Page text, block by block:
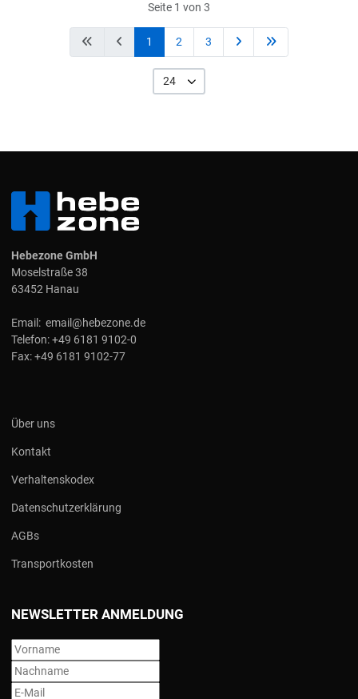
Seite 1 von 3
1 2 3
24
Hebezone GmbH
Moselstraße 38
63452 Hanau
Email: email@hebezone.de
Telefon:+49 6181 9102-0
Fax:+49 6181 9102-77
Über uns
Kontakt
Verhaltenskodex
Datenschutzerklärung
AGBs
Transportkosten
NEWSLETTER ANMELDUNG